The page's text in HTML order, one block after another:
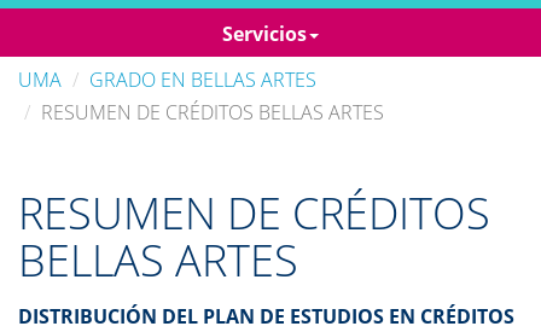
Servicios
UMA
GRADO EN BELLAS ARTES
RESUMEN DE CRÉDITOS BELLAS ARTES
RESUMEN DE CRÉDITOS
BELLAS ARTES
DISTRIBUCIÓN DEL PLAN DE ESTUDIOS EN CRÉDITOS